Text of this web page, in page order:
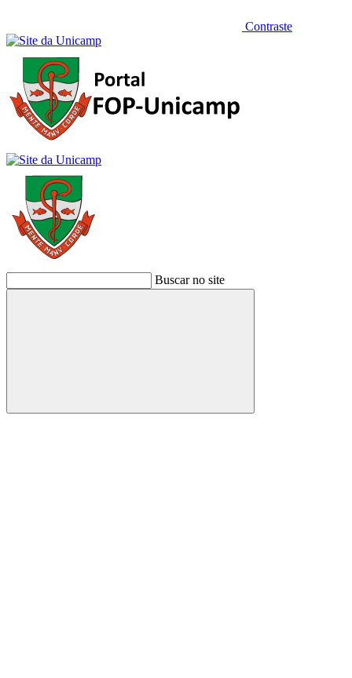
Contraste
Buscar no site
Buscar